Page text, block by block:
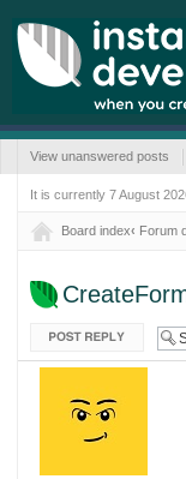
View unanswered posts
It is currently 7 August
Board index‹ Forum
Post a reply